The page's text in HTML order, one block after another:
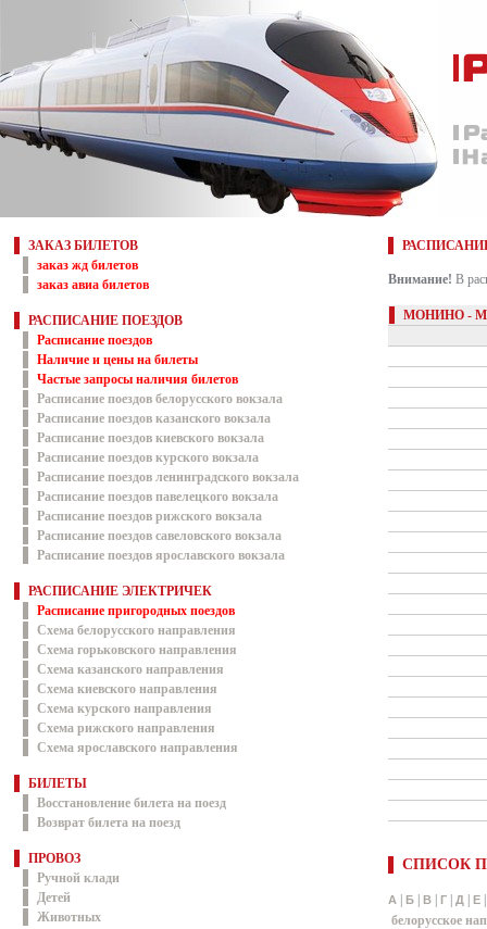
ЗАКАЗ БИЛЕТОВ
заказ жд билетов
заказ авиа билетов
РАСПИСАНИЕ ПОЕЗДОВ
Расписание поездов
Наличие и цены на билеты
Частые запросы наличия билетов
Расписание поездов белорусского вокзала
Расписание поездов казанского вокзала
Расписание поездов киевского вокзала
Расписание поездов курского вокзала
Расписание поездов ленинградского вокзала
Расписание поездов павелецкого вокзала
Расписание поездов рижского вокзала
Расписание поездов савеловского вокзала
Расписание поездов ярославского вокзала
РАСПИСАНИЕ ЭЛЕКТРИЧЕК
Расписание пригородных поездов
Схема белорусского направления
Схема горьковского направления
Схема казанского направления
Схема киевского направления
Схема курского направления
Схема рижского направления
Схема ярославского направления
БИЛЕТЫ
Восстановление билета на поезд
Возврат билета на поезд
ПРОВОЗ
Ручной клади
Детей
Животных
Внимание! В
МОНИНО -
СПИСОК
А Б В Г Д Е
белорусское